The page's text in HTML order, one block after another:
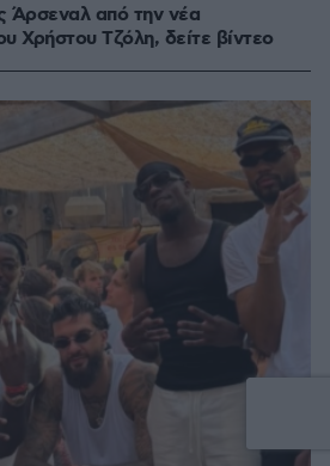
Άρσεναλ από την νέα
Χρήστου Τζόλη, δείτε βίντεο